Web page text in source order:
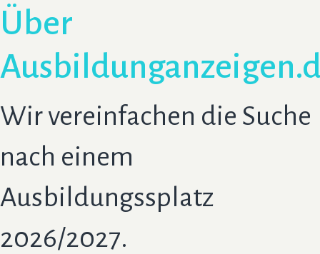
Über
Wir vereinfachen die Suche
nach einem
Ausbildungssplatz
2026/2027.